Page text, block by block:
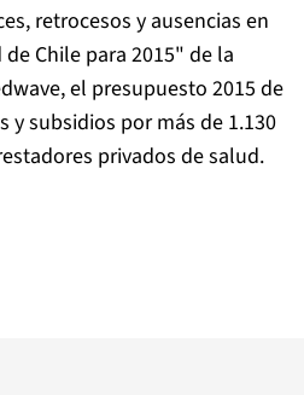
retrocesos y ausencias en
Chile para 2015" de la
el presupuesto 2015 de
y subsidios por más de 1.130
privados de salud.